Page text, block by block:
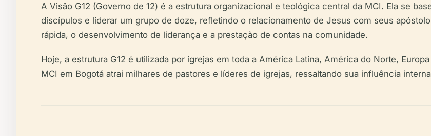
A Visão G12 (Governo de 12) é a estrutura organizacional e teológica central da MCI. Ela se
discípulos e liderar um grupo de doze, refletindo o relacionamento de Jesus com seus
rápida, o desenvolvimento de liderança e a prestação de contas na comunidade.
Hoje, a estrutura G12 é utilizada por igrejas em toda a América Latina, América do Norte,
MCI em Bogotá atrai milhares de pastores e líderes de igrejas, ressaltando sua influência